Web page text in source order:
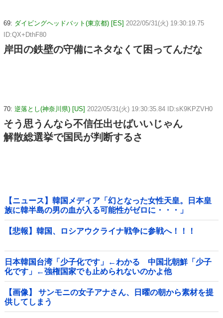
69: ダイビングヘッドバット(東京都) [ES] 2022/05/31(火) 19:30:19.75
ID:QX+DthF80
岸田の鉄壁の守備にネタなくて困ってんだな
70: 逆落とし(神奈川県) [US] 2022/05/31(火) 19:30:35.84 ID:sK9KPZVH0
そう思うんなら不信任出せばいいじゃん
解散総選挙で国民が判断するさ
【ニュース】韓国メディア「幻となった女性天皇。日本皇
族に韓半島の男の血が入る可能性がゼロに・・・」
【悲報】韓国、ロシアウクライナ戦争に参戦へ！！！
日本韓国台湾「少子化です」←わかる 中国北朝鮮「少子
化です」←強権国家でも止められないのかよ他
【画像】 サンモニの女子アナさん、日曜の朝から素材を提
供してしまう